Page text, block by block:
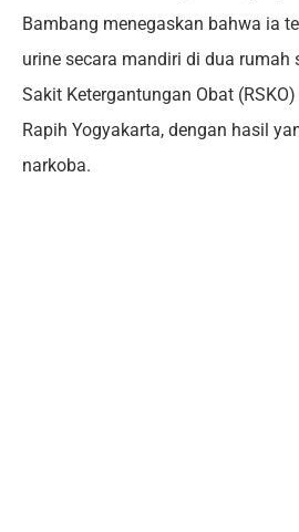
Bambang menegaskan bahwa ia
urine secara mandiri di dua rumah
Sakit Ketergantungan Obat
Rapih Yogyakarta, dengan hasil
narkoba.